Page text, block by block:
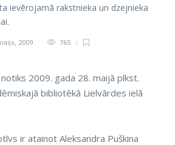
ievērojamā rakstnieka un dzejnieka
2009 765
2009. gada 28. maijā plkst.
bibliotēkā Lielvārdes ielā
ir atainot Aleksandra Puškina